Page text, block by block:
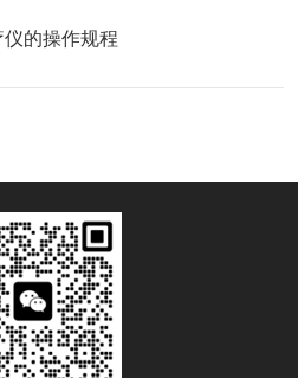
的操作规程